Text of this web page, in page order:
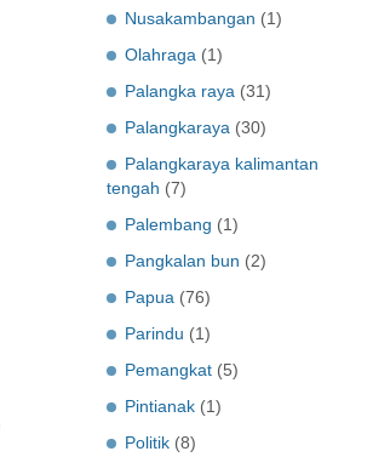
Nusakambangan (1)
Olahraga (1)
Palangka raya (31)
Palangkaraya (30)
Palangkaraya kalimantan
tengah (7)
Palembang (1)
Pangkalan bun (2)
Papua (76)
Parindu (1)
Pemangkat (5)
Pintianak (1)
Politik (8)